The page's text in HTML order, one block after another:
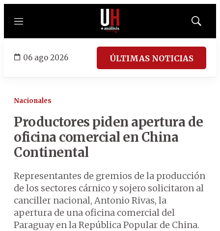
Menú
Mostrar
06 ago 2026 ÚLTIMAS NOTICIAS
Nacionales
Productores piden apertura de
oficina comercial en China
Continental
Representantes de gremios de la producción
de los sectores cárnico y sojero solicitaron al
canciller nacional, Antonio Rivas, la
apertura de una oficina comercial del
Paraguay en la República Popular de China.